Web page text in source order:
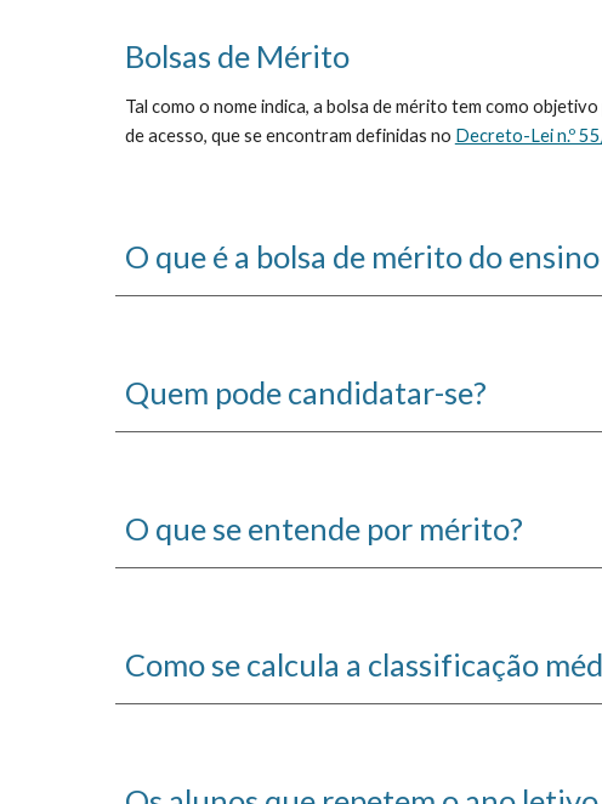
Bolsas de Mérito
Tal como o nome indica, a bolsa de mérito tem como
de acesso, que se encontram definidas no Decreto-Lei n.º
O que é a bolsa de mérito do
Quem pode candidatar-se?
O que se entende por mérito?
Como se calcula a classificação